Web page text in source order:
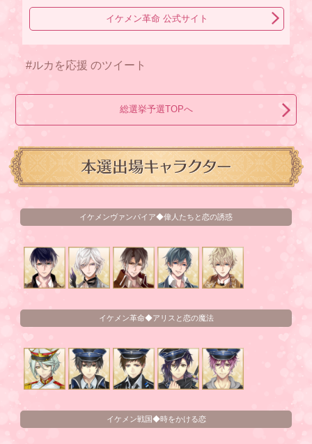
イケメン革命 公式サイト
#ルカを応援 のツイート
総選挙予選TOPへ
イケメンヴァンパイア◆偉人たちと恋の誘惑
イケメン革命◆アリスと恋の魔法
イケメン戦国◆時をかける恋